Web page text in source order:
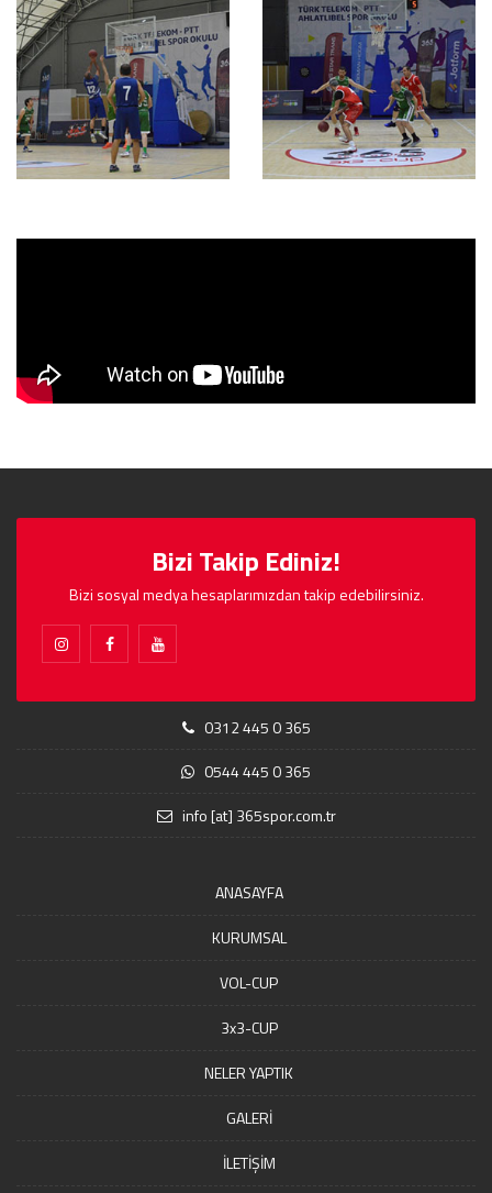
Bizi Takip Ediniz!
Bizi sosyal medya hesaplarımızdan takip edebilirsiniz.
0312 445 0 365
0544 445 0 365
info [at] 365spor.com.tr
ANASAYFA
KURUMSAL
VOL-CUP
3x3-CUP
NELER YAPTIK
GALERİ
İLETİŞİM